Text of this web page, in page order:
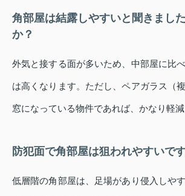
角部屋は結露しやすいと聞きまし
か？
外気と接する面が多いため、中部屋に比
は高くなります。ただし、ペアガラス（
窓になっている物件であれば、かなり軽減
防犯面で角部屋は狙われやすいで
低層階の角部屋は、足場があり侵入しや